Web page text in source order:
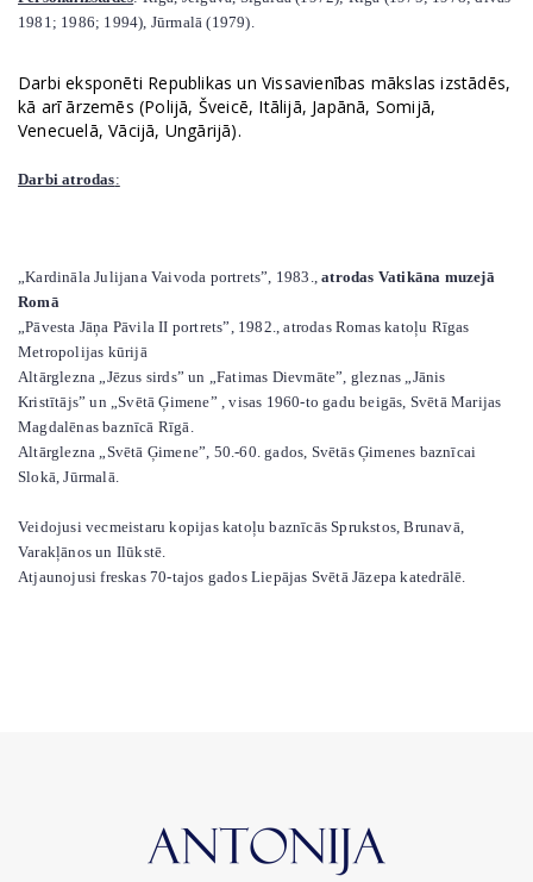
1981; 1986; 1994), Jūrmalā (1979).
Darbi eksponēti Republikas unVissavienības mākslas izstādēs,
kā arī ārzemēs (Polijā, Šveicē, Itālijā, Japānā, Somijā,
Venecuelā, Vācijā, Ungārijā).
Darbi atrodas:
„Kardināla Julijana Vaivoda portrets”, 1983.,atrodas Vatikāna muzejā
Romā
„Pāvesta Jāņa Pāvila II portrets”, 1982., atrodas Romas katoļu Rīgas
Metropolijas kūrijā
Altārglezna „Jēzus sirds” un „Fatimas Dievmāte”, gleznas „Jānis
Kristītājs” un „Svētā Ģimene” , visas 1960-to gadu beigās, Svētā Marijas
Magdalēnas baznīcā Rīgā.
Altārglezna „Svētā Ģimene”, 50.-60. gados, Svētās Ģimenes baznīcai
Slokā, Jūrmalā.
Veidojusi vecmeistaru kopijas katoļu baznīcās Sprukstos, Brunavā,
Varakļānos un Ilūkstē.
Atjaunojusi freskas 70-tajos gados Liepājas Svētā Jāzepa katedrālē.